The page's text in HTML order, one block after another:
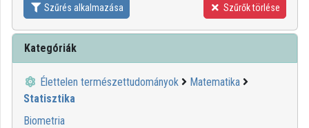
Szűrés alkalmazása Szűrők törlése
Kategóriák
Élettelen természettudományok
Matematika
Statisztika
Biometria